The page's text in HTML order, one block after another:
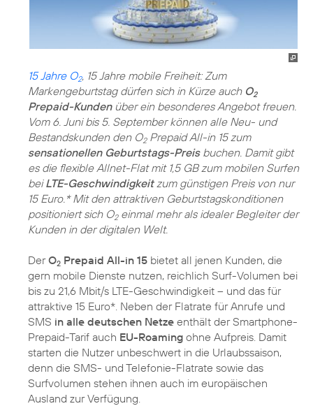
15 Jahre O2, 15 Jahre mobile Freiheit: Zum
Markengeburtstag dürfen sich in Kürze auch O2
Prepaid-Kundenüber ein besonderes Angebot freuen.
Vom 6. Juni bis 5. September können alle Neu- und
Bestandskunden den O2Prepaid All-in 15 zum
sensationellen Geburtstags-Preisbuchen. Damit gibt
es die flexible Allnet-Flat mit 1,5 GB zum mobilen Surfen
beiLTE-Geschwindigkeitzum günstigen Preis von nur
15 Euro.* Mit den attraktiven Geburtstagskonditionen
positioniert sich O2einmal mehr als idealer Begleiter der
Kunden in der digitalen Welt.
DerO2 Prepaid All-in 15 bietet all jenen Kunden, die
gern mobile Dienste nutzen, reichlich Surf-Volumen bei
bis zu 21,6 Mbit/s LTE-Geschwindigkeit – und das für
attraktive 15 Euro*. Neben der Flatrate für Anrufe und
SMS in alle deutschen Netze enthält der Smartphone-
Prepaid-Tarif auch EU-Roaming ohne Aufpreis. Damit
starten die Nutzer unbeschwert in die Urlaubssaison,
denn die SMS- und Telefonie-Flatrate sowie das
Surfvolumen stehen ihnen auch im europäischen
Ausland zur Verfügung.